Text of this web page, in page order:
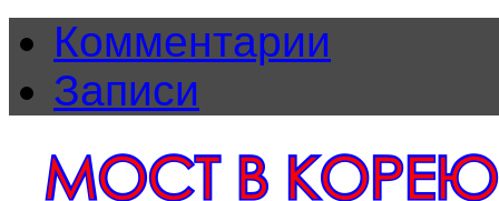
Комментарии
Записи